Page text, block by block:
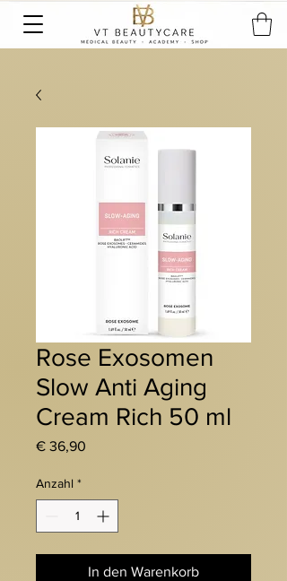
Rose Exosomen
Slow Anti Aging
Cream Rich 50 ml
€ 36,90
Anzahl *
In den Warenkorb